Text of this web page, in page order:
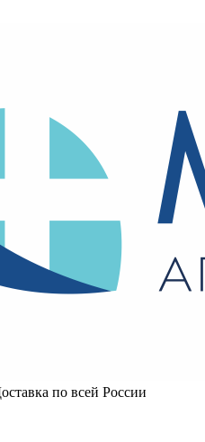
по всей России